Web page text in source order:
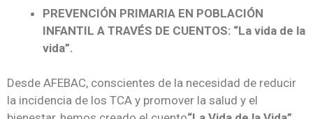
PREVENCIÓN PRIMARIA EN POBLACIÓN
INFANTIL A TRAVÉS DE CUENTOS: “La vida de la
vida”.
Desde AFEBAC, conscientes de la necesidad de reducir
la incidencia de los TCA y promover la salud y el